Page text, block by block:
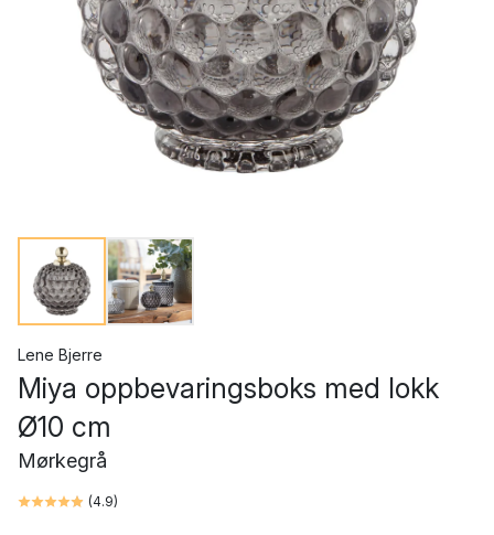
Lene Bjerre
Miya oppbevaringsboks med lokk
Ø10 cm
Mørkegrå
(4.9)